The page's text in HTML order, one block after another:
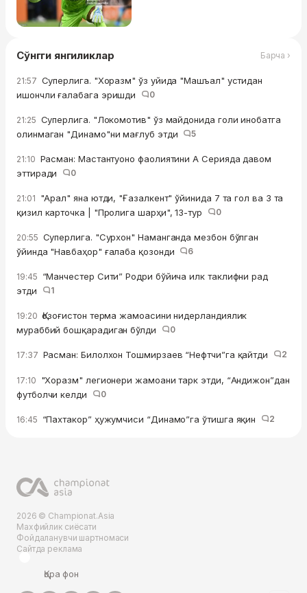
Сўнгги янгиликлар Барча ›
21:57 Суперлига. "Хоразм" ўз уйида "Машъал" устидан
ишончли ғалабага эришди
0
21:25 Суперлига. "Локомотив" ўз майдонида голи инобатга
олинмаган "Динамо"ни мағлуб этди
5
21:10 Расман: Мастантуоно фаолиятини А Серияда давом
эттиради
0
21:01 "Арал" яна ютди, "Ғазалкент" ўйинида 7 та гол ва 3 та
қизил карточка | "Пролига шарҳи", 13-тур
0
20:55 Суперлига. "Сурхон" Наманганда мезбон бўлган
ўйинда "Навбаҳор" ғалаба қозонди
6
19:45 “Манчестер Сити” Родри бўйича илк таклифни рад
этди
1
19:20 Қозоғистон терма жамоасини нидерландиялик
мураббий бошқарадиган бўлди
0
17:37 Расман: Билолхон Тошмирзаев “Нефтчи”га қайтди 2
17:10 "Хоразм" легионери жамоани тарк этди, “Андижон”дан
футболчи келди
0
16:45 “Пахтакор” ҳужумчиси “Динамо”га ўтишга яқин 2
2026 © Championat.Asia
Махфийлик сиёсати
Фойдаланувчи шартномаси
Сайтда реклама
Қора фон